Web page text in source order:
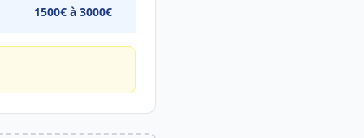
1500€ à 3000€